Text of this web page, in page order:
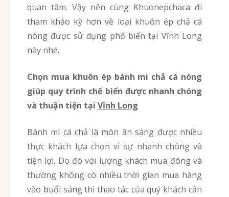
quan tâm. Vậy nên cùng Khuonepchaca đi
tham khảo kỹ hơn về loại khuôn ép chả cá
nóng được sử dụng phổ biến tại Vĩnh Long
này nhé.
Chọn mua khuôn ép bánh mì chả cá nóng
giúp quy trình chế biến được nhanh chóng
và thuận tiện tại Vĩnh Long
Bánh mì cá chả là món ăn sáng được nhiều
thực khách lựa chọn vì sự nhanh chóng và
tiện lợi. Do đó với lượng khách mua đông và
thường không có nhiều thời gian mua hàng
vào buổi sáng thì thao tác của quý khách cần